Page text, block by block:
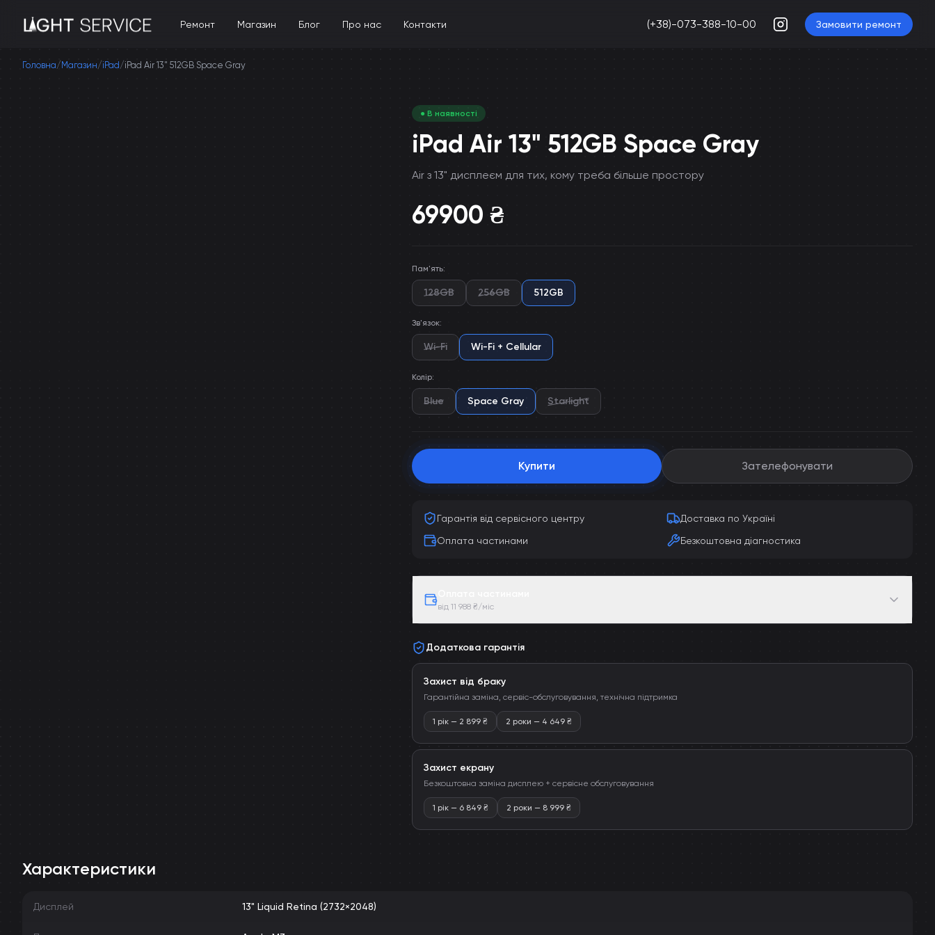
Ремонт Магазин Блог Про нас Контакти (+38)-073-388-10-00 Замовити ремонт
Головна/ Магазин/iPad /iPad Air 13" 512GB Space Gray
● В наявності
iPad Air 13" 512GB Space Gray
Air з 13" дисплеєм для тих, кому треба більше простору
69900 ₴
Пам'ять:
128GB 256GB 512GB
Зв'язок:
Wi-Fi Wi-Fi + Cellular
Колір:
Blue Space Gray Starlight
Купити Зателефонувати
Гарантія від сервісного центру
Доставка по Україні
Оплата частинами
Безкоштовна діагностика
від 11 988 ₴/міс
Додаткова гарантія
Захист від браку
Гарантійна заміна, сервіс-обслуговування, технічна підтримка
1 рік — 2 899 ₴ 2 роки — 4 649 ₴
Захист екрану
Безкоштовна заміна дисплею + сервісне обслуговування
1 рік — 6 849 ₴ 2 роки — 8 999 ₴
Характеристики
Дисплей 13" Liquid Retina (2732×2048)